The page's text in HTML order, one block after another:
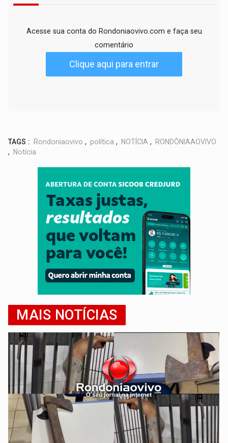
Acesse sua conta do Rondoniaovivo.com e faça seu
comentário
Clique aqui para entrar
TAGS : Rondoniaovivo , política , NOTÍCIA ,
RONDÔNIAAOVIVO
,
Notícia
MAIS NOTÍCIAS